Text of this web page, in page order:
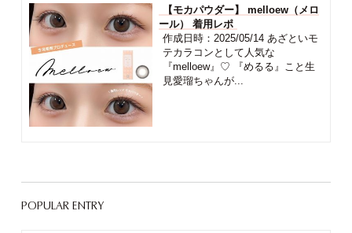
【モカパウダー】 melloew（メロ
ール） 着用レポ
作成日時：2025/05/14 あざといモ
テカラコンとして人気な
『melloew』♡ 『めるる』こと生
見愛瑠ちゃんが...
POPULAR ENTRY